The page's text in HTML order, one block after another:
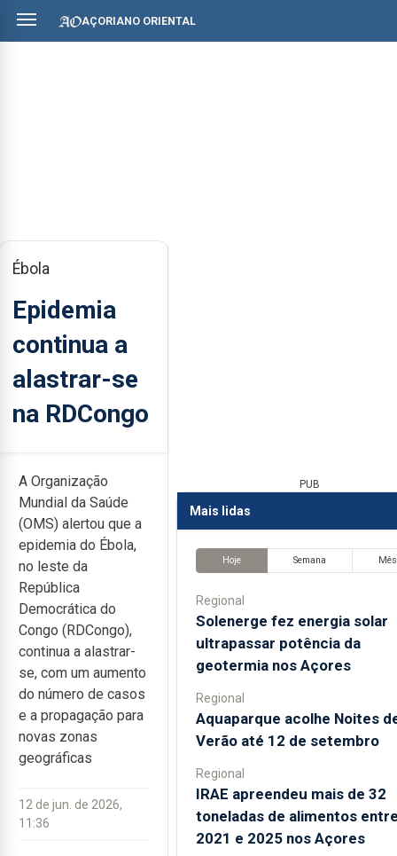
AÇORIANO ORIENTAL
Ébola
Epidemia
continua a
alastrar-se
na RDCongo
A Organização
Mundial da Saúde
(OMS) alertou que a
epidemia do Ébola,
no leste da
República
Democrática do
Congo (RDCongo),
continua a alastrar-
se, com um aumento
do número de casos
e a propagação para
novas zonas
geográficas
12 de jun. de 2026,
11:36
PUB
Mais lidas
Hoje Semana Mês
Regional
Solenerge fez energia solar
ultrapassar potência da
geotermia nos Açores
Regional
Aquaparque acolhe Noites
Verão até 12 de setembro
Regional
IRAE apreendeu mais de 32
toneladas de alimentos
2021 e 2025 nos Açores